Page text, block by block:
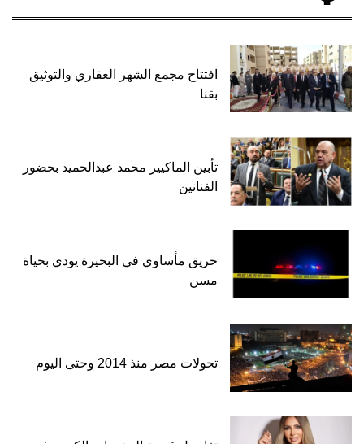
افتتاح مجمع الشهر العقاري والتوثيق
بقنا
تأبين الماكيير محمد عبدالحميد بحضور
الفنانين
حريق مأساوي في البحيرة يودي بحياة
مسن
تحولات مصر منذ 2014 وحتى اليوم